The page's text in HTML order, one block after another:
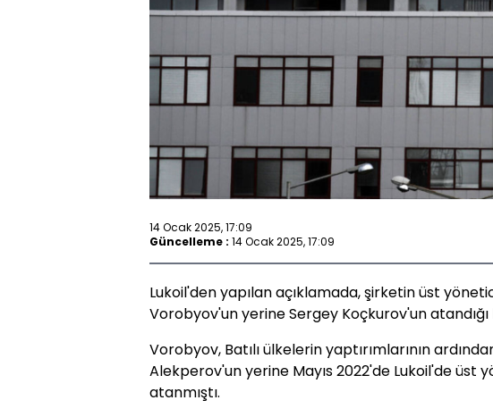
14 Ocak 2025, 17:09
Güncelleme : 14 Ocak 2025, 17:09
Lukoil'den yapılan açıklamada, şirketin üst
Vorobyov'un yerine Sergey Koçkurov'un atandığı
Vorobyov, Batılı ülkelerin yaptırımlarının
Alekperov'un yerine Mayıs 2022'de Lukoil'de üst
atanmıştı.